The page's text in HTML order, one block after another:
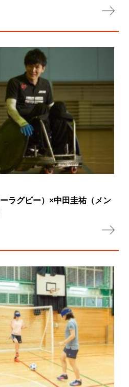
ラグビー）×中田圭祐（メン